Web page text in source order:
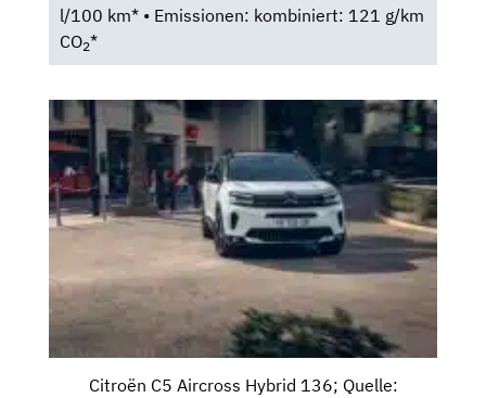
l/100 km* • Emissionen: kombiniert: 121 g/km
CO2*
Citroën C5 Aircross Hybrid 136; Quelle: